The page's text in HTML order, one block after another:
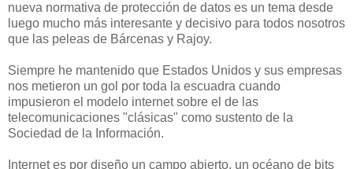
nueva normativa de protección de datos es un tema desde
luego mucho más interesante y decisivo para todos nosotros
que las peleas de Bárcenas y Rajoy.
Siempre he mantenido que Estados Unidos y sus empresas
nos metieron un gol por toda la escuadra cuando
impusieron el modelo internet sobre el de las
telecomunicaciones "clásicas" como sustento de la
Sociedad de la Información.
Internet es por diseño un campo abierto, un océano de bits